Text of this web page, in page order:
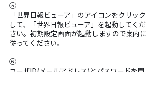
⑤
「世界日報ビューア」のアイコンをクリック
して、「世界日報ビューア」を起動してくだ
さい。初期設定画面が起動しますので案内に
従ってください。
⑥
ユーザID(メールアドレス)とパスワードを聞